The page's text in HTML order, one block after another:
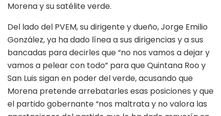
Morena y su satélite verde.
Del lado del PVEM, su dirigente y dueño, Jorge Emilio
González, ya ha dado línea a sus dirigencias y a sus
bancadas para decirles que “no nos vamos a dejar y
vamos a pelear con todo” para que Quintana Roo y
San Luis sigan en poder del verde, acusando que
Morena pretende arrebatarles esas posiciones y que
el partido gobernante “nos maltrata y no valora las